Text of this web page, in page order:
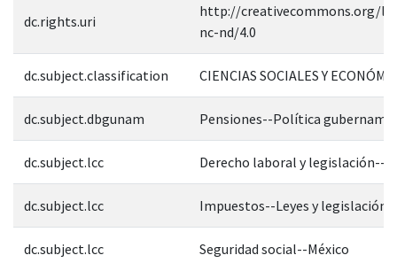
dc.rights.uri
http://creativecommons.org/
nc-nd/4.0
dc.subject.classification CIENCIAS SOCIALES Y
dc.subject.dbgunam Pensiones--Política
dc.subject.lcc Derecho laboral y legislación--
dc.subject.lcc Impuestos--Leyes y
dc.subject.lcc Seguridad social--México